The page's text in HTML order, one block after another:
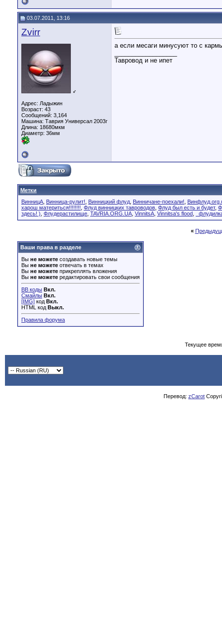
03.07.2011, 13:16
Zvirr
♂
Адрес: Ладыжин
Возраст: 43
Сообщений: 3,164
Машина: Таврия Универсал 2003г
Длина: 18680мкм
Диаметр: 36мм
а если месаги минусуют то с
Тавровод и не ипет
Метки
ВинницА Винница-рулит! Винницкий флуд Винничане-поехали!
харош материться!!!!!!!! Флуд винницких тавроводов Флуд был есть и будет,
здесь! ) Флудерастилище TAVRIA.ORG.UA VinnitsA Vinnitsa's flood
«
Ваши права в разделе
Вы не можете создавать новые темы
Вы не можете отвечать в темах
Вы не можете прикреплять вложения
Вы не можете редактировать свои сообщения
BB коды Вкл.
Смайлы Вкл.
[IMG] код Вкл.
HTML код Выкл.
Правила форума
Текущее
Перевод: zCarot